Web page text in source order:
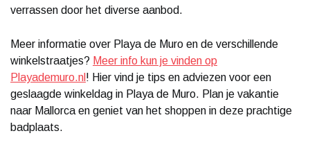
verrassen door het diverse aanbod.
Meer informatie over Playa de Muro en de verschillende
winkelstraatjes? Meer info kun je vinden op
Playademuro.nl ! Hier vind je tips en adviezen voor een
geslaagde winkeldag in Playa de Muro. Plan je vakantie
naar Mallorca en geniet van het shoppen in deze prachtige
badplaats.